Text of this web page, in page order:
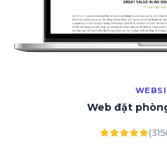
Web đặt